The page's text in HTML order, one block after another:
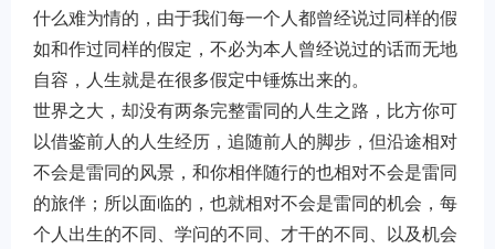
什么难为情的，由于我们每一个人都曾经说过同样的假
如和作过同样的假定，不必为本人曾经说过的话而无地
自容，人生就是在很多假定中锤炼出来的。
世界之大，却没有两条完整雷同的人生之路，比方你可
以借鉴前人的人生经历，追随前人的脚步，但沿途相对
不会是雷同的风景，和你相伴随行的也相对不会是雷同
的旅伴；所以面临的，也就相对不会是雷同的机会，每
个人出生的不同、学问的不同、才干的不同、以及机会